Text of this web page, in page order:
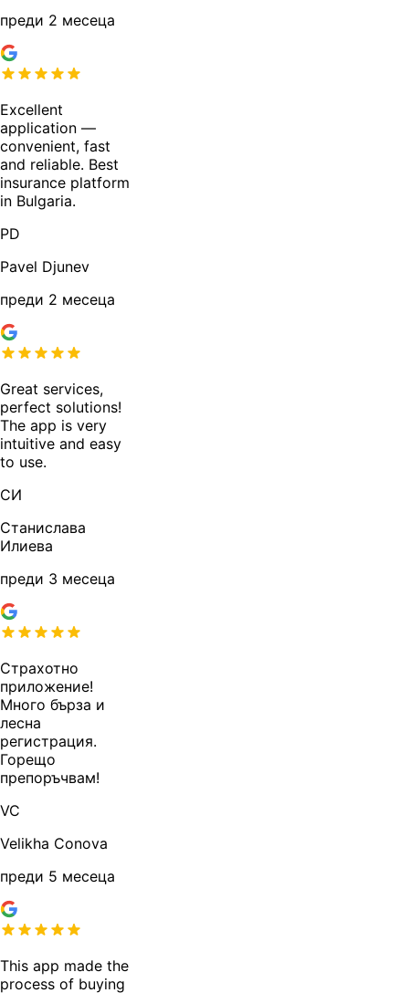
преди 2 месеца
Excellent
application —
convenient, fast
and reliable. Best
insurance platform
in Bulgaria.
PD
Pavel Djunev
преди 2 месеца
Great services,
perfect solutions!
The app is very
intuitive and easy
to use.
СИ
Станислава
Илиева
преди 3 месеца
Страхотно
приложение!
Много бърза и
лесна
регистрация.
Горещо
препоръчвам!
VC
Velikha Conova
преди 5 месеца
This app made the
process of buying